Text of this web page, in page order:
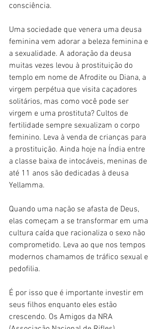
consciência.
Uma sociedade que venera uma deusa
feminina vem adorar a beleza feminina e
a sexualidade. A adoração da deusa
muitas vezes levou à prostituição do
templo em nome de Afrodite ou Diana, a
virgem perpétua que visita caçadores
solitários, mas como você pode ser
virgem e uma prostituta? Cultos de
fertilidade sempre sexualizam o corpo
feminino. Leva à venda de crianças para
a prostituição. Ainda hoje na Índia entre
a classe baixa de intocáveis, meninas de
até 11 anos são dedicadas à deusa
Yellamma.
Quando uma nação se afasta de Deus,
elas começam a se transformar em uma
cultura caída que racionaliza o sexo não
comprometido. Leva ao que nos tempos
modernos chamamos de tráfico sexual e
pedofilia.
É por isso que é importante investir em
seus filhos enquanto eles estão
crescendo. Os Amigos da NRA